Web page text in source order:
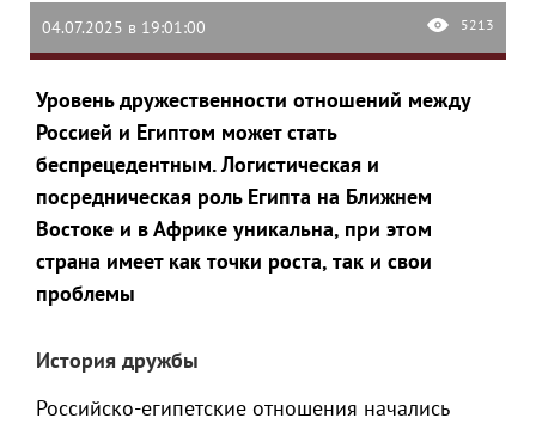
04.07.2025 в 19:01:00 5213
Уровень дружественности отношений между
Россией и Египтом может стать
беспрецедентным. Логистическая и
посредническая роль Египта на Ближнем
Востоке и в Африке уникальна, при этом
страна имеет как точки роста, так и свои
проблемы
История дружбы
Российско-египетские отношения начались